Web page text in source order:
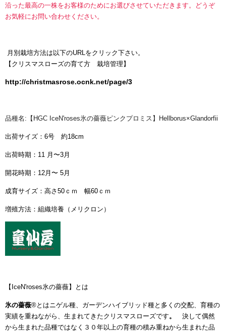
沿った最高の一株をお客様のためにお選びさせていただきます。どうぞ
お気軽にお問い合わせください。
月別栽培方法は以下のURLをクリック下さい。
【 クリスマスローズの育て方 栽培管理】
http://christmasrose.ocnk.net/page/3
品種名:【HGC IceN'roses氷の薔薇ピンクプロミス】Hellborus×Glandorfii
出荷サイズ：6号 約18cm
出荷時期：11 月〜3月
開花時期：12月〜 5月
成育サイズ：高さ50ｃｍ 幅60ｃｍ
増殖方法：組織培養（メリクロン）
【IceN'roses氷の薔薇】とは
氷の薔薇®とはニゲル種、ガーデンハイブリッド種と多くの交配、育種の
実績を重ねながら、生まれてきたクリスマスローズです。 決して偶然
から生まれた品種ではなく３０年以上の育種の積み重ねから生まれた品